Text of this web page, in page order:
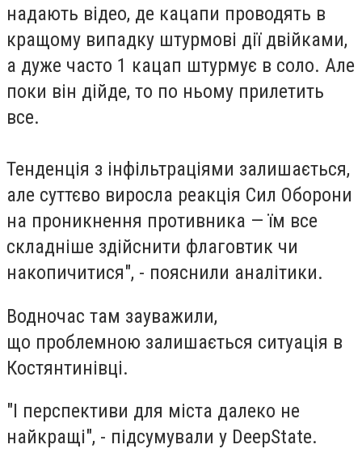
надають відео, де кацапи проводять в
кращому випадку штурмові дії двійками,
а дуже часто 1 кацап штурмує в соло. Але
поки він дійде, то по ньому прилетить
все.
Тенденція з інфільтраціями залишається,
але суттєво виросла реакція Сил Оборони
на проникнення противника — їм все
складніше здійснити флаговтик чи
накопичитися", - пояснили аналітики.
Водночас там зауважили,
що проблемною залишається ситуація в
Костянтинівці.
"І перспективи для міста далеко не
найкращі", - підсумували у DeepState.